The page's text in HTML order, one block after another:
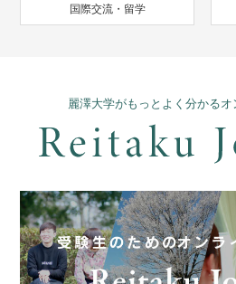
国際交流・留学
麗澤大学がもっとよく分かる